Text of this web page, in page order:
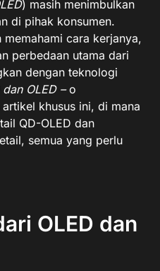
) masih menimbulkan
di pihak konsumen.
cara kerjanya,
perbedaan utama dari
dengan teknologi
OLED –o
khusus ini, di mana
QD-OLED dan
semua yang perlu
OLED dan